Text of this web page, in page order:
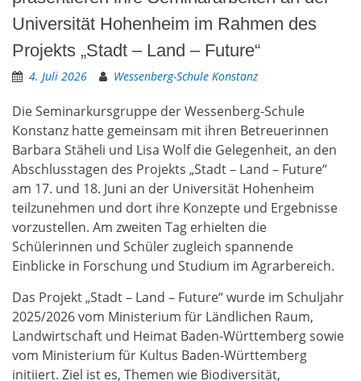
Universität Hohenheim im Rahmen des
Projekts „Stadt – Land – Future“
4. Juli 2026 Wessenberg-Schule Konstanz
Die Seminarkursgruppe der Wessenberg-Schule
Konstanz hatte gemeinsam mit ihren Betreuerinnen
Barbara Stäheli und Lisa Wolf die Gelegenheit, an den
Abschlusstagen des Projekts „Stadt – Land – Future“
am 17. und 18. Juni an der Universität Hohenheim
teilzunehmen und dort ihre Konzepte und Ergebnisse
vorzustellen. Am zweiten Tag erhielten die
Schülerinnen und Schüler zugleich spannende
Einblicke in Forschung und Studium im Agrarbereich.
Das Projekt „Stadt – Land – Future“ wurde im Schuljahr
2025/2026 vom Ministerium für Ländlichen Raum,
Landwirtschaft und Heimat Baden-Württemberg sowie
vom Ministerium für Kultus Baden-Württemberg
initiiert. Ziel ist es, Themen wie Biodiversität,